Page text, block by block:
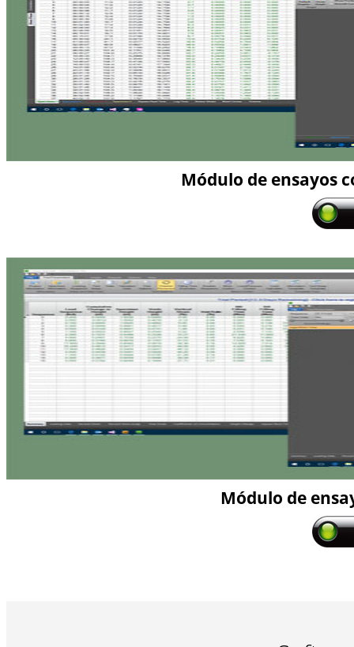
Módulo de ensayos
Módulo de